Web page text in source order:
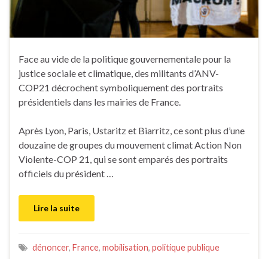
Face au vide de la politique gouvernementale pour la
justice sociale et climatique, des militants d’ANV-
COP21 décrochent symboliquement des portraits
présidentiels dans les mairies de France.
Après Lyon, Paris, Ustaritz et Biarritz, ce sont plus d’une
douzaine de groupes du mouvement climat Action Non
Violente-COP 21, qui se sont emparés des portraits
officiels du président …
Lire la suite
dénoncer, France, mobilisation, politique publique